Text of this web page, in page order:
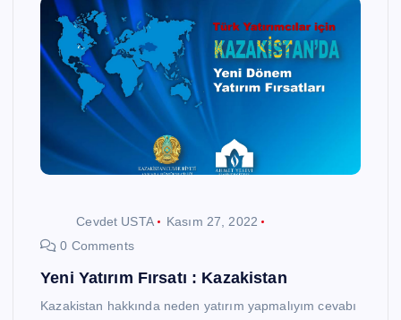
Cevdet USTA
Kasım 27, 2022
0 Comments
Yeni Yatırım Fırsatı : Kazakistan
Kazakistan hakkında neden yatırım yapmalıyım cevabı